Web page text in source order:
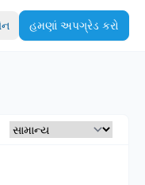
હમણાં અપગ્રેડ કરો